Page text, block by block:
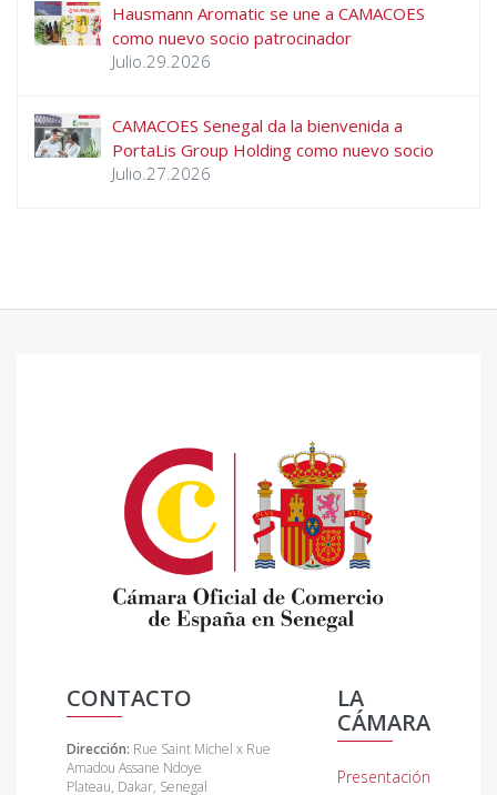
Hausmann Aromatic se une a CAMACOES
como nuevo socio patrocinador
Julio.29.2026
CAMACOES Senegal da la bienvenida a
PortaLis Group Holding como nuevo socio
Julio.27.2026
CONTACTO
Dirección: Rue Saint Michel x Rue
Amadou Assane Ndoye
Plateau, Dakar, Senegal
LA
CÁMARA
Presentación